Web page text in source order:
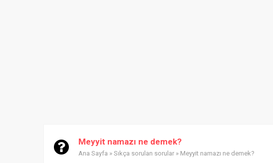
Meyyit namazı ne demek?
Ana Sayfa » Sıkça sorulan sorular » Meyyit namazı ne demek?